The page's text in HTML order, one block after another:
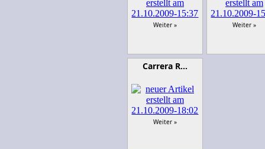
Weiter » Weiter »
Carrera R…
Weiter »